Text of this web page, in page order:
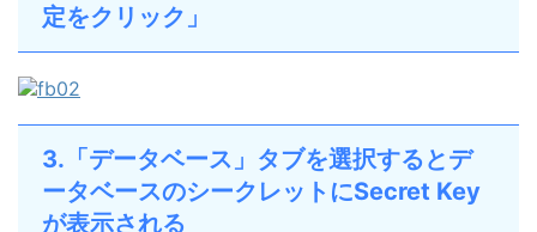
定をクリック」
3.「データベース」タブを選択するとデ
ータベースのシークレットにSecret Key
が表示される